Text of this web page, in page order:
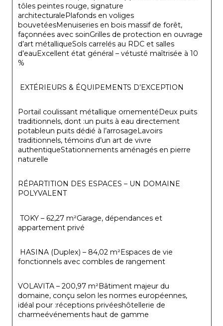
tôles peintes rouge, signature
architecturalePlafonds en voliges
bouvetéesMenuiseries en bois massif de forêt,
façonnées avec soinGrilles de protection en ouvrage
d’art métalliqueSols carrelés au RDC et salles
d’eauExcellent état général – vétusté maîtrisée à 10
%
EXTÉRIEURS & ÉQUIPEMENTS D’EXCEPTION
Portail coulissant métallique ornementéDeux puits
traditionnels, dont :un puits à eau directement
potableun puits dédié à l’arrosageLavoirs
traditionnels, témoins d’un art de vivre
authentiqueStationnements aménagés en pierre
naturelle
RÉPARTITION DES ESPACES – UN DOMAINE
POLYVALENT
TOKY – 62,27 m²Garage, dépendances et
appartement privé
HASINA (Duplex) – 84,02 m²Espaces de vie
fonctionnels avec combles de rangement
VOLAVITA – 200,97 m²Bâtiment majeur du
domaine, conçu selon les normes européennes,
idéal pour :réceptions privéeshôtellerie de
charmeévénements haut de gamme